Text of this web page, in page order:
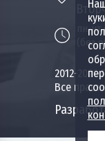
пн-
(без
2012-
Все